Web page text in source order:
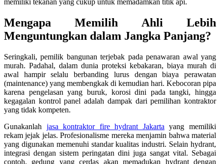
memiliki tekanan yang cukup untuk memadamkan titik api.
Mengapa Memilih Ahli Lebih
Menguntungkan dalam Jangka Panjang?
Seringkali, pemilik bangunan terjebak pada penawaran awal yang
murah. Padahal, dalam dunia proteksi kebakaran, biaya murah di
awal hampir selalu berbanding lurus dengan biaya perawatan
(maintenance) yang membengkak di kemudian hari. Kebocoran pipa
karena pengelasan yang buruk, korosi dini pada tangki, hingga
kegagalan kontrol panel adalah dampak dari pemilihan kontraktor
yang tidak kompeten.
Gunakanlah jasa kontraktor fire hydrant Jakarta yang memiliki
rekam jejak jelas. Profesionalisme mereka menjamin bahwa material
yang digunakan memenuhi standar kualitas industri. Selain hydrant,
integrasi dengan sistem peringatan dini juga sangat vital. Sebagai
contoh, gedung yang cerdas akan memadukan hydrant dengan